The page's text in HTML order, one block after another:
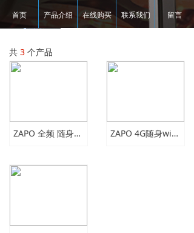
首页 产品介绍 在线购买 联系我们 留言
共 3 个产品
ZAPO 全频 随身移动MIFI 车载便携WIFI可插卡电池款全频 4G路由器 ZAPO 4G随身wifi移动便携WiFi上网卡托发射器B1/B3频段Telkomsel